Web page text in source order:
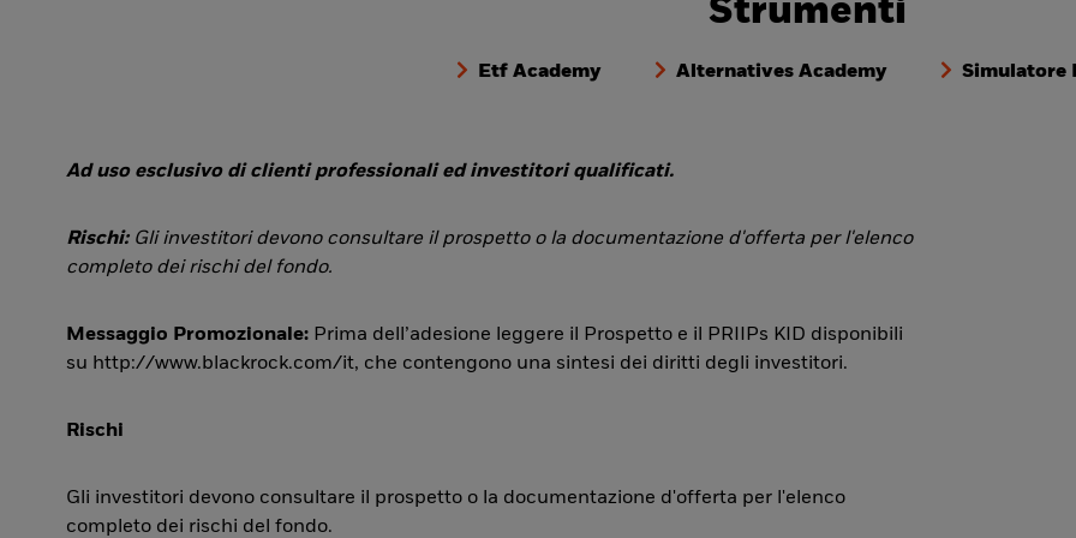
Strumenti
Etf Academy Alternatives Academy Simulatore
Ad uso esclusivo di clienti professionali ed investitori qualificati.
Rischi: Gli investitori devono consultare il prospetto o la documentazione d'offerta per l'elenco
completo dei rischi del fondo.
Messaggio Promozionale: Prima dell’adesione leggere il Prospetto e il PRIIPs KID disponibili
su http://www.blackrock.com/it, che contengono una sintesi dei diritti degli investitori.
Rischi
Gli investitori devono consultare il prospetto o la documentazione d'offerta per l'elenco
completo dei rischi del fondo.